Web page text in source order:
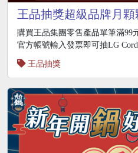
王品抽獎超級品牌月
機器人
購買王品集團零售產品單筆滿99
官方帳號輸入發票即可抽LG
王品抽獎